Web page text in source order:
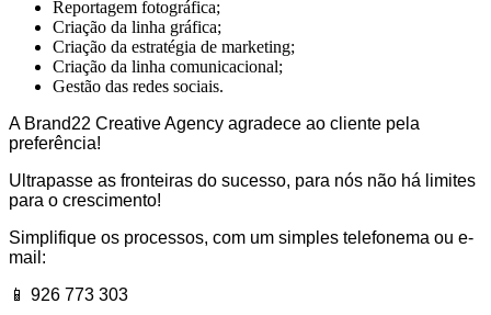
Reportagem fotográfica;
Criação da linha gráfica;
Criação da estratégia de marketing;
Criação da linha comunicacional;
Gestão das redes sociais.
A Brand22 Creative Agency agradece ao cliente pela
preferência!
Ultrapasse as fronteiras do sucesso, para nós não há limites
para o crescimento!
Simplifique os processos, com um simples telefonema ou e-
mail:
📱 926 773 303